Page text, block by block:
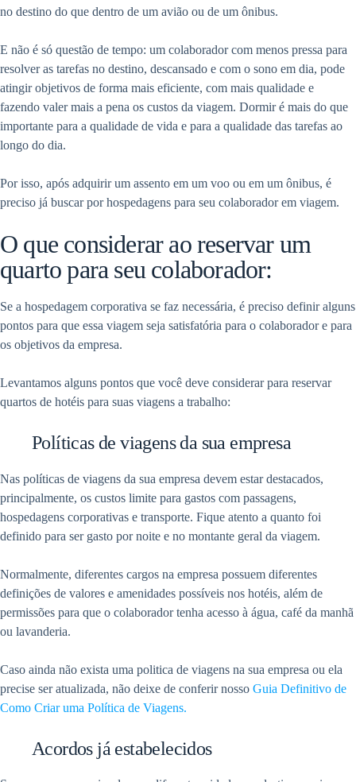
no destino do que dentro de um avião ou de um ônibus.
E não é só questão de tempo: um colaborador com menos pressa para
resolver as tarefas no destino, descansado e com o sono em dia, pode
atingir objetivos de forma mais eficiente, com mais qualidade e
fazendo valer mais a pena os custos da viagem. Dormir é mais do que
importante para a qualidade de vida e para a qualidade das tarefas ao
longo do dia.
Por isso, após adquirir um assento em um voo ou em um ônibus, é
preciso já buscar por hospedagens para seu colaborador em viagem.
O que considerar ao reservar um
quarto para seu colaborador:
Se a hospedagem corporativa se faz necessária, é preciso definir alguns
pontos para que essa viagem seja satisfatória para o colaborador e para
os objetivos da empresa.
Levantamos alguns pontos que você deve considerar para reservar
quartos de hotéis para suas viagens a trabalho:
Políticas de viagens da sua empresa
Nas políticas de viagens da sua empresa devem estar destacados,
principalmente, os custos limite para gastos com passagens,
hospedagens corporativas e transporte. Fique atento a quanto foi
definido para ser gasto por noite e no montante geral da viagem.
Normalmente, diferentes cargos na empresa possuem diferentes
definições de valores e amenidades possíveis nos hotéis, além de
permissões para que o colaborador tenha acesso à água, café da manhã
ou lavanderia.
Caso ainda não exista uma politica de viagens na sua empresa ou ela
precise ser atualizada, não deixe de conferir nosso Guia Definitivo de
Como Criar uma Política de Viagens.
Acordos já estabelecidos